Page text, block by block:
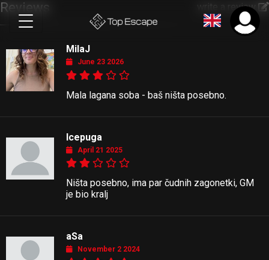
write a review
Reviews
MilaJ
June 23 2026
Mala lagana soba - baš ništa posebno.
Icepuga
April 21 2025
Ništa posebno, ima par čudnih zagonetki, GM
je bio kralj
aSa
November 2 2024